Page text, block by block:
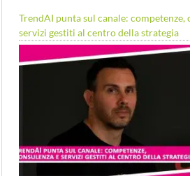
TrendAI punta sul canale: competenze,
servizi gestiti al centro della strategia